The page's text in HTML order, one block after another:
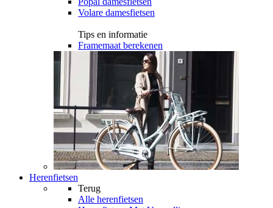
Volare damesfietsen
Tips en informatie
Framemaat berekenen
Herenfietsen
Terug
Alle herenfietsen